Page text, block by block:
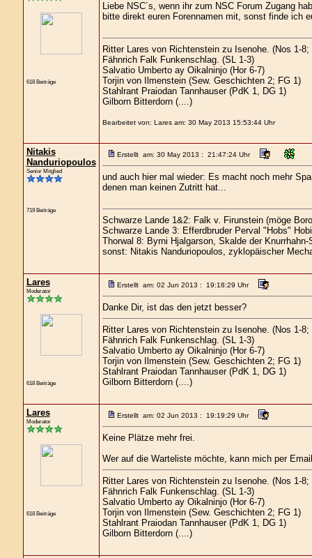
618 Beiträge
Liebe NSC´s, wenn ihr zum NSC Forum Zugang
bitte direkt euren Forennamen mit, sonst finde ich
Ritter Lares von Richtenstein zu Isenohe. (Nos 1-
Fähnrich Falk Funkenschlag. (SL 1-3)
Salvatio Umberto ay Oikalninjo (Hor 6-7)
Torjin von Ilmenstein (Sew. Geschichten 2; FG 1)
Stahlrant Praiodan Tannhauser (PdK 1, DG 1)
Gilborn Bitterdorn (....)
Bearbeitet von: Lares am: 30 May 2013 15:53:44 Uhr
Nitakis
Nanduriopoulos
Senior Mitglied
719 Beiträge
Erstellt am: 30 May 2013 : 21:47:24 Uhr
und auch hier mal wieder: Es macht noch mehr
denen man keinen Zutritt hat...
Schwarze Lande 1&2: Falk v. Firunstein (möge
Schwarze Lande 3: Efferdbruder Perval "Hobs"
Thorwal 8: Byrni Hjalgarson, Skalde der
sonst: Nitakis Nanduriopoulos, zyklopäischer
Lares
Moderator
618 Beiträge
Erstellt am: 02 Jun 2013 : 19:18:29 Uhr
Danke Dir, ist das den jetzt besser?
Ritter Lares von Richtenstein zu Isenohe. (Nos 1-
Fähnrich Falk Funkenschlag. (SL 1-3)
Salvatio Umberto ay Oikalninjo (Hor 6-7)
Torjin von Ilmenstein (Sew. Geschichten 2; FG 1)
Stahlrant Praiodan Tannhauser (PdK 1, DG 1)
Gilborn Bitterdorn (....)
Lares
Moderator
618 Beiträge
Erstellt am: 02 Jun 2013 : 19:19:29 Uhr
Keine Plätze mehr frei.
Wer auf die Warteliste möchte, kann mich per
Ritter Lares von Richtenstein zu Isenohe. (Nos 1-
Fähnrich Falk Funkenschlag. (SL 1-3)
Salvatio Umberto ay Oikalninjo (Hor 6-7)
Torjin von Ilmenstein (Sew. Geschichten 2; FG 1)
Stahlrant Praiodan Tannhauser (PdK 1, DG 1)
Gilborn Bitterdorn (....)